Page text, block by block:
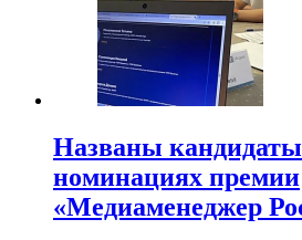
Названы
номинациях премии
«Медиаменеджер